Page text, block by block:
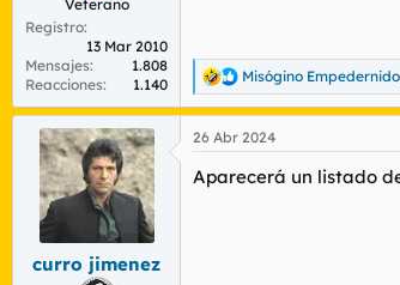
Veterano
Registro
13 Mar 2010
Mensajes
1.808
Reacciones
1.140
R
e
a
c
i
Misógino Empedernido
curro jimenez
26 Abr 2024
Aparecerá un listado